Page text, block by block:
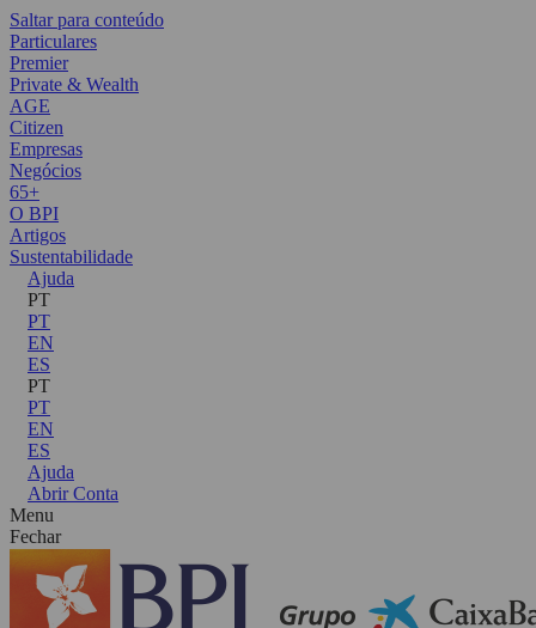
Saltar para conteúdo
Particulares
Premier
Private & Wealth
AGE
Citizen
Empresas
Negócios
65+
O BPI
Artigos
Sustentabilidade
Ajuda
PT
PT
EN
ES
PT
PT
EN
ES
Ajuda
Abrir Conta
Menu
Fechar